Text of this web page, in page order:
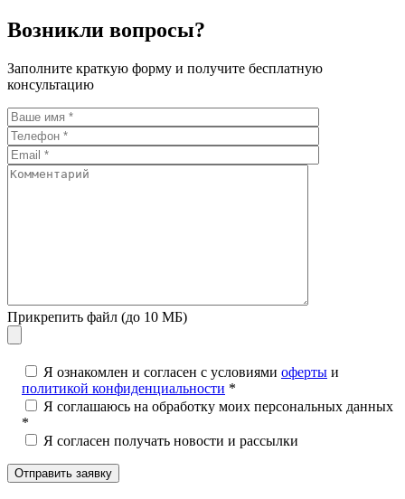
Возникли вопросы?
Заполните краткую форму и получите бесплатную
консультацию
Прикрепить файл (до 10 МБ)
Я ознакомлен и согласен с условиями оферты и
политикой конфиденциальности *
Я соглашаюсь на обработку моих персональных данных
*
Я согласен получать новости и рассылки